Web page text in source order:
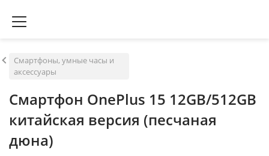
Смартфоны, умные часы и
аксессуары
Смартфон OnePlus 15 12GB/512GB
китайская версия (песчаная
дюна)